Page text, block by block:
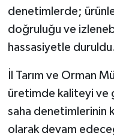
denetimlerde;
doğruluğu ve
hassasiyetle
İl Tarım ve Orman
üretimde kaliteyi ve
saha denetimlerinin
olarak devam